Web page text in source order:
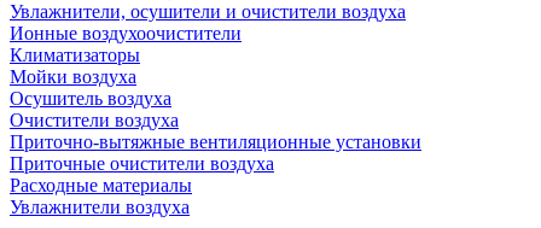
Увлажнители, осушители и очистители воздуха
Ионные воздухоочистители
Климатизаторы
Мойки воздуха
Осушитель воздуха
Очистители воздуха
Приточно-вытяжные вентиляционные установки
Приточные очистители воздуха
Расходные материалы
Увлажнители воздуха